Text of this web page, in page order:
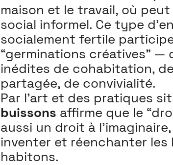
maison et le travail, où
social informel. Ce type
socialement fertile
“germinations créatives” —
inédites de cohabitation,
partagée, de convivialité.
Par l’art et des pratiques
buissons affirme que le
aussi un droit à
inventer et réenchanter les
habitons.